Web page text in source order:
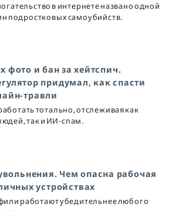
в интернете названо одной
подростковых самоубийств.
фото и бан за хейтспич.
придумал, как спасти
травли
тотально, отслеживая как
так и ИИ-спам.
Чем опасна рабочая
устройствах
работают убедительнее любого